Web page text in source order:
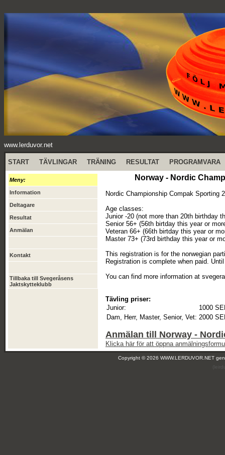
www.lerduvor.net
START TÄVLINGAR TRÄNING RESULTAT PROGRAMVARA
Meny:
Information
Deltagare
Resultat
Anmälan
Kontakt
Tillbaka till Svegeråsens
Jaktskytteklubb
Norway - Nordic
Nordic Championship Compak
Age classes:
Junior -20 (not more than 20th birthday
Senior 56+ (56th birtday this year or
Veteran 66+ (66th birtday this year or
Master 73+ (73rd birthday this year or
This registration is for the norwegian
Registration is complete when paid.
You can find more information at
Tävling priser:
Junior:
1000
Dam, Herr, Master, Senior, Vet: 2000
Anmälan till Norway -
Klicka här för att öppna
Copyright © 2026 WWW.LERDUVOR.NET